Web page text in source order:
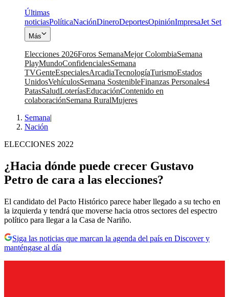
Últimas
noticiasPolíticaNaciónDineroDeportesOpiniónImpresaJet Set
Más
Elecciones 2026Foros SemanaMejor ColombiaSemana
PlayMundoConfidencialesSemana
TVGenteEspecialesArcadiaTecnologíaTurismoEstados
UnidosVehículosSemana SostenibleFinanzas Personales4
PatasSaludLoteríasEducaciónContenido en
colaboraciónSemana RuralMujeres
Semana|
Nación
ELECCIONES 2022
¿Hacia dónde puede crecer Gustavo
Petro de cara a las elecciones?
El candidato del Pacto Histórico parece haber llegado a su techo en
la izquierda y tendrá que moverse hacia otros sectores del espectro
político para llegar a la Casa de Nariño.
Siga las noticias que marcan la agenda del país en Discover y
manténgase al día